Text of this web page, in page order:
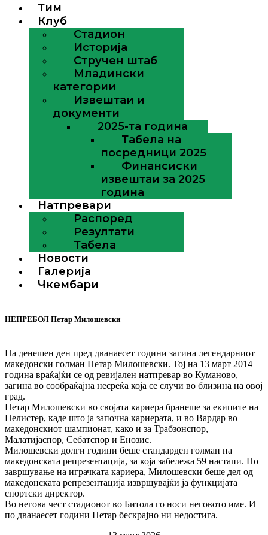
Тим
Клуб
Стадион
Историја
Стручен штаб
Младински
категории
Извештаи и
документи
2025-та година
Табела на
посредници 2025
Финансиски
извештаи за 2025
година
Натпревари
Распоред
Резултати
Табела
Новости
Галерија
Чкембари
НЕПРЕБОЛ Петар Милошевски
На денешен ден пред дванаесет години загина легендарниот
македонски голман Петар Милошевски. Тој на 13 март 2014
година враќајќи се од ревијален натпревар во Куманово,
загина во сообраќајна несреќа која се случи во близина на овој
град.
Петар Милошевски во својата кариера бранеше за екипите на
Пелистер, каде што ја започна кариерата, и во Вардар во
македонскиот шампионат, како и за Трабзонспор,
Малатијаспор, Себатспор и Енозис.
Милошевски долги години беше стандарден голман на
македонската репрезентација, за која забележа 59 настапи. По
завршување на играчката кариера, Милошевски беше дел од
македонската репрезентација извршувајќи ја функцијата
спортски директор.
Во негова чест стадионот во Битола го носи неговото име. И
по дванаесет години Петар бескрајно ни недостига.